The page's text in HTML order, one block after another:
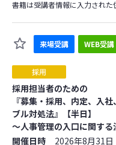
書籍は受講者情報に入力された
来場受講 WEB受講
採用担当者のための
『募集・採用、内定、入
ブル対処法』【半日】
～人事管理の入口に関す
開催日時
2026年8月31日